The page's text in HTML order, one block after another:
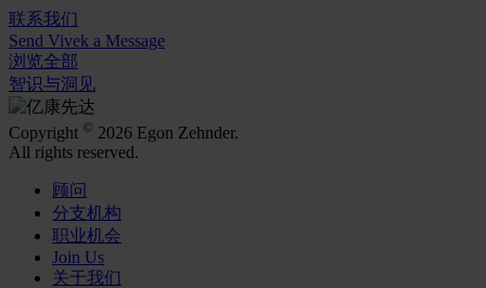
联系我们
Send Vivek a Message
浏览全部
智识与洞见
Copyright © 2026 Egon Zehnder.
All rights reserved.
顾问
分支机构
职业机会
Join Us
关于我们